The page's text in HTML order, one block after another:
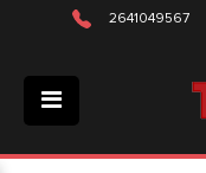
2641049567